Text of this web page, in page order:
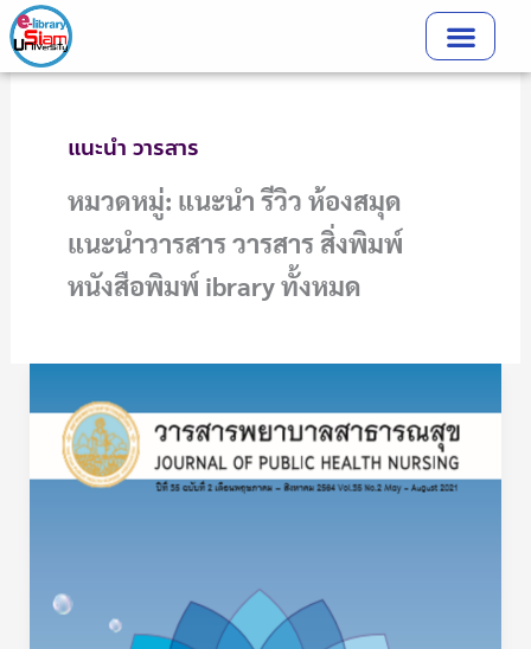
Skip
to
content
แนะนำ วารสาร
หมวดหมู่: แนะนำ รีวิว ห้องสมุด
แนะนำวารสาร วารสาร สิ่งพิมพ์
หนังสือพิมพ์ ibrary ทั้งหมด
Nursing